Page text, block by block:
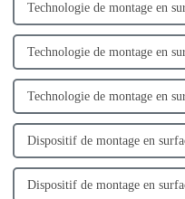
Technologie de montage en
Technologie de montage en
Technologie de montage en
Dispositif de montage en
Dispositif de montage en